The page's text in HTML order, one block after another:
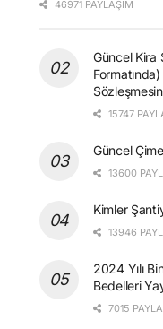
46971 PAYLAŞIM
Güncel Kira
15747
Güncel
13600
Kimler
13946
2024 Yılı
Bedelleri
7015